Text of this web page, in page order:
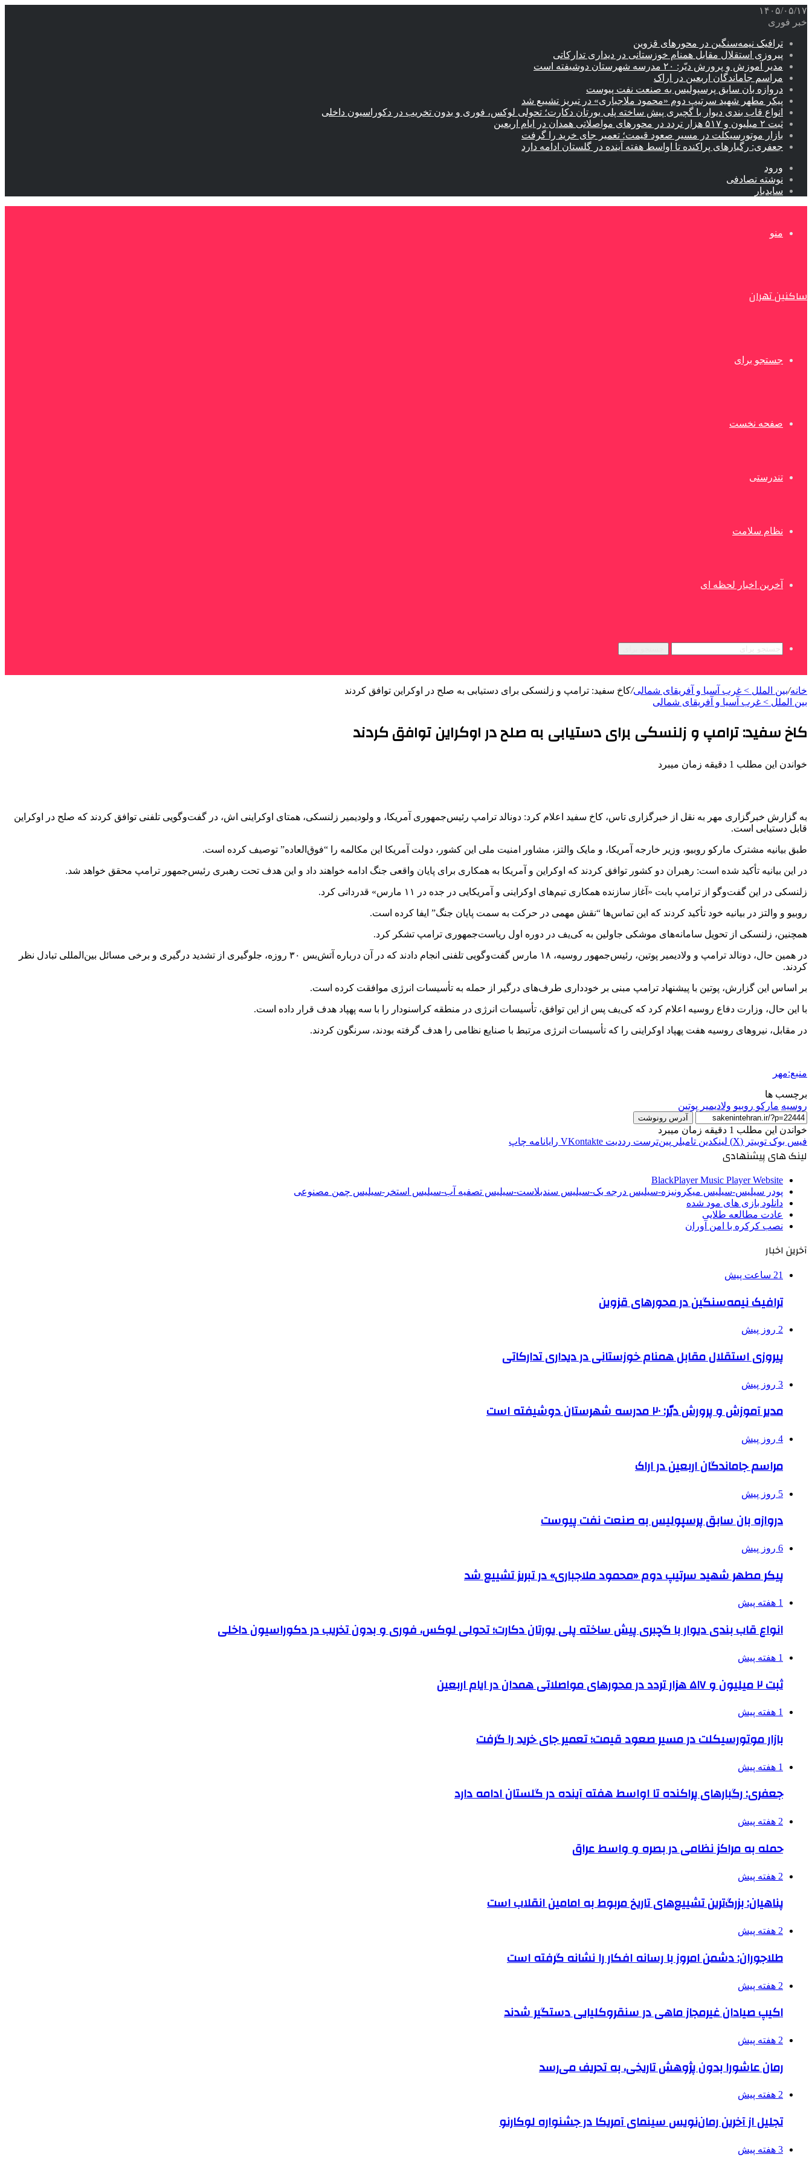
۱۴۰۵/۰۵/۱۷
خبر فوری
ترافیک نیمه‌سنگین در محورهای قزوین
پیروزی استقلال مقابل همنام خوزستانی در دیداری تدارکاتی
مدیر آموزش و پرورش دیّر: ۲۰ مدرسه شهرستان دوشیفته است
مراسم جاماندگان اربعین در اراک
دروازه بان سابق پرسپولیس به صنعت نفت پیوست
پیکر مطهر شهید سرتیپ دوم «محمود ملاجباری» در تبریز تشییع شد
انواع قاب بندی دیوار با گچبری پیش ساخته پلی یورتان دکارت؛ تحولی لوکس، فوری و بدون تخریب در دکوراسیون داخلی
ثبت ۲ میلیون و ۵۱۷ هزار تردد در محورهای مواصلاتی همدان در ایام اربعین
بازار موتورسیکلت در مسیر صعود قیمت؛ تعمیر جای خرید را گرفت
جعفری: رگبارهای پراکنده تا اواسط هفته آینده در گلستان ادامه دارد
ورود
نوشته تصادفی
سایدبار
منو
ساکنین تهران
جستجو برای
صفحه نخست
تندرستی
نظام سلامت
آخرین اخبار لحظه ای
خانه/بین الملل > غرب آسیا و آفریقای شمالی/کاخ سفید: ترامپ و زلنسکی برای دستیابی به صلح در اوکراین توافق کردند
بین الملل > غرب آسیا و آفریقای شمالی
کاخ سفید: ترامپ و زلنسکی برای دستیابی به صلح در اوکراین توافق کردند
خواندن این مطلب 1 دقیقه زمان میبرد
به گزارش خبرگزاری مهر به نقل از خبرگزاری تاس، کاخ سفید اعلام کرد: دونالد ترامپ رئیس‌جمهوری آمریکا، و ولودیمیر زلنسکی، همتای اوکراینی اش، در گفت‌وگویی تلفنی توافق کردند که صلح در اوکراین
قابل دستیابی است.
طبق بیانیه مشترک مارکو روبیو، وزیر خارجه آمریکا، و مایک والتز ، مشاور امنیت ملی این کشور، دولت آمریکا این مکالمه را “فوق‌العاده” توصیف کرده است.
در این بیانیه تأکید شده است: رهبران دو کشور توافق کردند که اوکراین و آمریکا به همکاری برای پایان واقعی جنگ ادامه خواهند داد و این هدف تحت رهبری رئیس‌جمهور ترامپ محقق خواهد شد.
زلنسکی در این گفت‌وگو از ترامپ بابت «آغاز سازنده همکاری تیم‌های اوکراینی و آمریکایی در جده در ۱۱ مارس» قدردانی کرد.
روبیو و والتز در بیانیه خود تأکید کردند که این تماس‌ها “نقش مهمی در حرکت به سمت پایان جنگ” ایفا کرده است.
همچنین، زلنسکی از تحویل سامانه‌های موشکی جاولین به کی‌یف در دوره اول ریاست‌جمهوری ترامپ تشکر کرد.
در همین حال، دونالد ترامپ و ولادیمیر پوتین، رئیس‌جمهور روسیه، ۱۸ مارس گفت‌وگویی تلفنی انجام دادند که در آن درباره آتش‌بس ۳۰ روزه، جلوگیری از تشدید درگیری و برخی مسائل بین‌المللی تبادل نظر
کردند.
بر اساس این گزارش، پوتین با پیشنهاد ترامپ مبنی بر خودداری طرف‌های درگیر از حمله به تأسیسات انرژی موافقت کرده است.
با این حال، وزارت دفاع روسیه اعلام کرد که کی‌یف پس از این توافق، تأسیسات انرژی در منطقه کراسنودار را با سه پهپاد هدف قرار داده است.
در مقابل، نیروهای روسیه هفت پهپاد اوکراینی را که تأسیسات انرژی مرتبط با صنایع نظامی را هدف گرفته بودند، سرنگون کردند.
منبع:مهر
برچسب ها
روسیه مارکو روبیو ولادیمیر پوتین
آدرس رونوشت
خواندن این مطلب 1 دقیقه زمان میبرد
فیس بوک توییتر (X) لینکدین ‫تامبلر ‫پین‌ترست ‫رددیت ‫VKontakte رایانامه چاپ
لینک های پیشنهادی
BlackPlayer Music Player Website
پودر سیلیس-سیلیس میکرونیزه-سیلیس درجه یک-سیلیس سندبلاست-سیلیس تصفیه آب-سیلیس استخر-سیلیس چمن مصنوعی
دانلود بازی های مود شده
عادت مطالعه طلایی
نصب کرکره با امن آوران
آخرین اخبار
21 ساعت پیش
ترافیک نیمه‌سنگین در محورهای قزوین
2 روز پیش
پیروزی استقلال مقابل همنام خوزستانی در دیداری تدارکاتی
3 روز پیش
مدیر آموزش و پرورش دیّر: ۲۰ مدرسه شهرستان دوشیفته است
4 روز پیش
مراسم جاماندگان اربعین در اراک
5 روز پیش
دروازه بان سابق پرسپولیس به صنعت نفت پیوست
6 روز پیش
پیکر مطهر شهید سرتیپ دوم «محمود ملاجباری» در تبریز تشییع شد
1 هفته پیش
انواع قاب بندی دیوار با گچبری پیش ساخته پلی یورتان دکارت؛ تحولی لوکس، فوری و بدون تخریب در دکوراسیون داخلی
1 هفته پیش
ثبت ۲ میلیون و ۵۱۷ هزار تردد در محورهای مواصلاتی همدان در ایام اربعین
1 هفته پیش
بازار موتورسیکلت در مسیر صعود قیمت؛ تعمیر جای خرید را گرفت
1 هفته پیش
جعفری: رگبارهای پراکنده تا اواسط هفته آینده در گلستان ادامه دارد
2 هفته پیش
حمله به مراکز نظامی در بصره و واسط عراق
2 هفته پیش
پناهیان: بزرگ‌ترین تشییع‌های تاریخ مربوط به امامین انقلاب است
2 هفته پیش
طلاجوران: دشمن امروز با رسانه افکار را نشانه گرفته است
2 هفته پیش
اکیپ صیادان غیرمجاز ماهی در سنقروکلیایی دستگیر شدند
2 هفته پیش
رمان عاشورا بدون پژوهش تاریخی، به تحریف می‌رسد
2 هفته پیش
تجلیل از آخرین رمان‌نویس سینمای آمریکا در جشنواره لوکارنو
3 هفته پیش